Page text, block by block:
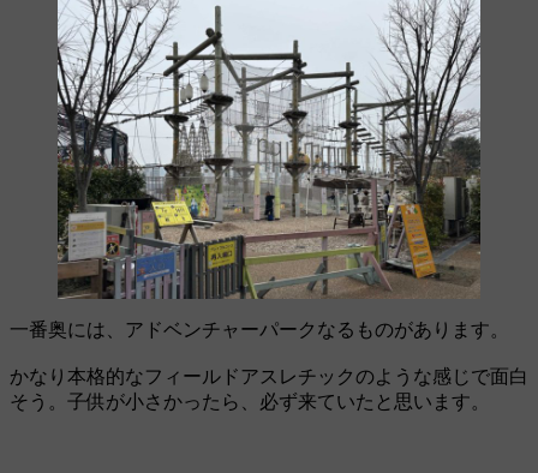
一番奥には、アドベンチャーパークなるものがあります。
かなり本格的なフィールドアスレチックのような感じで面白
そう。子供が小さかったら、必ず来ていたと思います。